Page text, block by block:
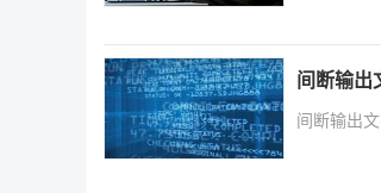
间断输出
间断输出